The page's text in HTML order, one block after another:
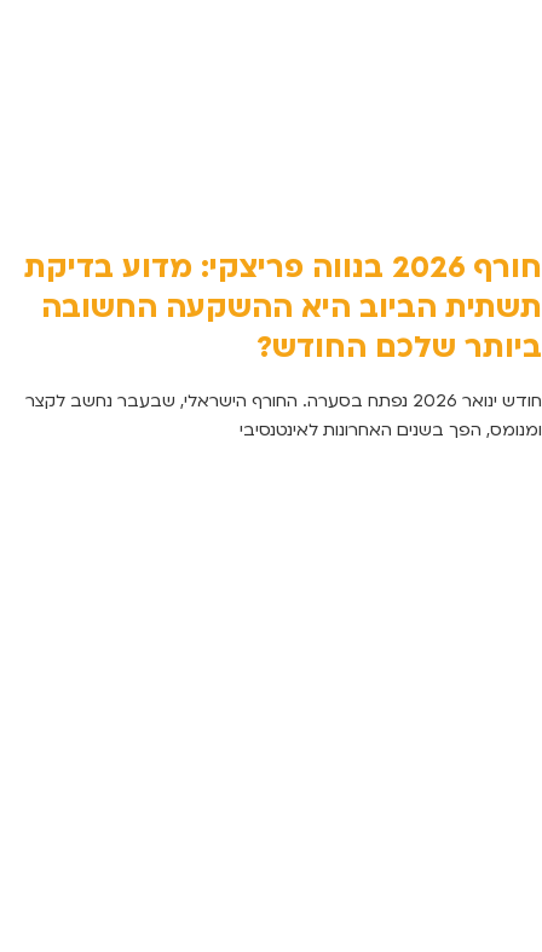
חורף 2026 בנווה פריצקי: מדוע בדיקת
תשתית הביוב היא ההשקעה החשובה
ביותר שלכם החודש?
חודש ינואר 2026 נפתח בסערה. החורף הישראלי, שבעבר נחשב לקצר
ומנומס, הפך בשנים האחרונות לאינטנסיבי